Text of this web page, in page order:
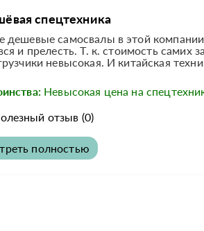
спецтехника
дешевые самосвалы в этой
и прелесть. Т. к. стоимость самих
невысокая. И китайская
Невысокая цена на
отзыв (0)
полностью